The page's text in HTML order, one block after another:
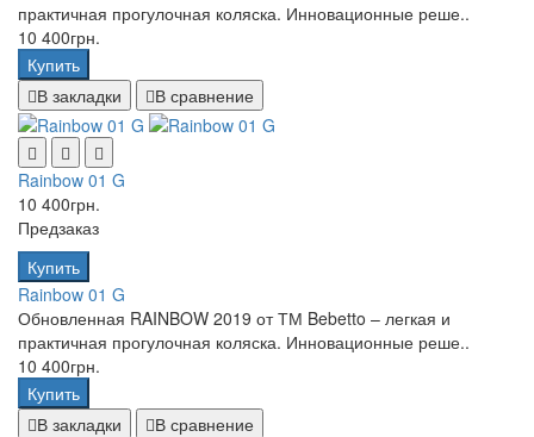
практичная прогулочная коляска. Инновационные реше..
10 400грн.
Купить
В закладки
В сравнение
Rainbow 01 G
10 400грн.
Предзаказ
Купить
Rainbow 01 G
Обновленная RAINBOW 2019 от ТМ Bebetto – легкая и
практичная прогулочная коляска. Инновационные реше..
10 400грн.
Купить
В закладки
В сравнение